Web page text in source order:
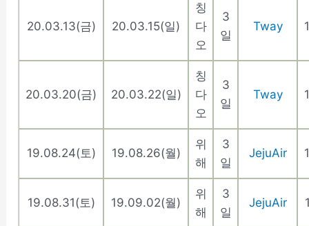
20.03.13(금) 20.03.15(일)
칭
다
오
3
일
Tway
20.03.20(금) 20.03.22(일)
칭
다
오
3
일
Tway
19.08.24(토) 19.08.26(월)
위
해
3
일
JejuAir
19.08.31(토) 19.09.02(월)
위
해
3
일
JejuAir